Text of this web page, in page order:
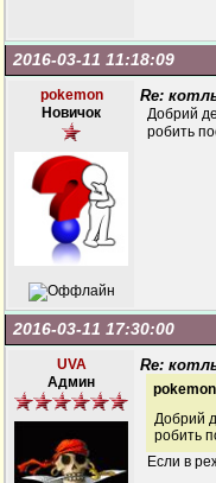
2016-03-11 11:18:09
pokemon
Новичок
Re:
Добрий
робить
2016-03-11 17:30:00
UVA
Админ
Re:
Добрий
робить
Если в